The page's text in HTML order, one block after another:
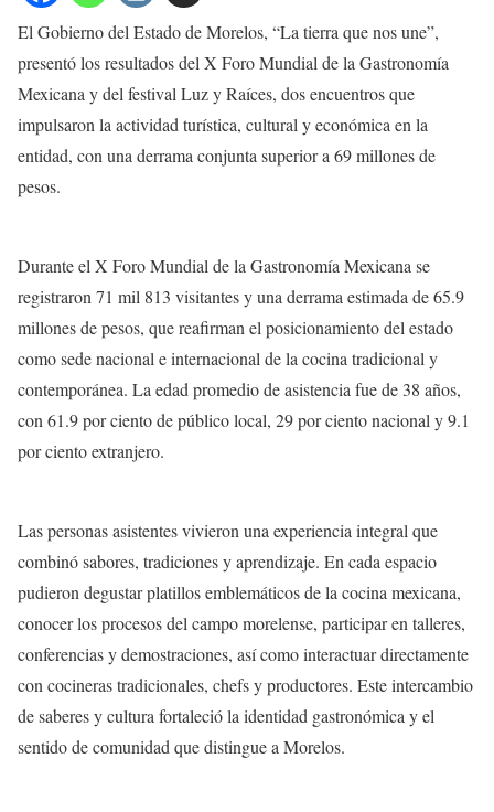
El Gobierno del Estado de Morelos, “La tierra que nos une”,
presentó los resultados del X Foro Mundial de la Gastronomía
Mexicana y del festival Luz y Raíces, dos encuentros que
impulsaron la actividad turística, cultural y económica en la
entidad, con una derrama conjunta superior a 69 millones de
pesos.
Durante el X Foro Mundial de la Gastronomía Mexicana se
registraron 71 mil 813 visitantes y una derrama estimada de 65.9
millones de pesos, que reafirman el posicionamiento del estado
como sede nacional e internacional de la cocina tradicional y
contemporánea. La edad promedio de asistencia fue de 38 años,
con 61.9 por ciento de público local, 29 por ciento nacional y 9.1
por ciento extranjero.
Las personas asistentes vivieron una experiencia integral que
combinó sabores, tradiciones y aprendizaje. En cada espacio
pudieron degustar platillos emblemáticos de la cocina mexicana,
conocer los procesos del campo morelense, participar en talleres,
conferencias y demostraciones, así como interactuar directamente
con cocineras tradicionales, chefs y productores. Este intercambio
de saberes y cultura fortaleció la identidad gastronómica y el
sentido de comunidad que distingue a Morelos.